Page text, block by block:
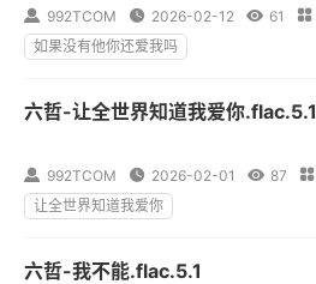
 992TCOM  2026-02-12  61 
如果没有他你还爱我吗
六哲-让全世界知道我爱你.flac.5.1
 992TCOM  2026-02-01  87 
让全世界知道我爱你
六哲-我不能.flac.5.1